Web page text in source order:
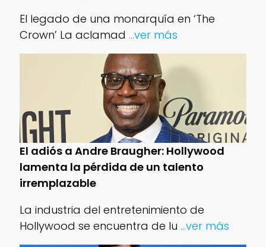
El legado de una monarquía en ‘The
Crown’ La aclamad ...ver más
El adiós a Andre Braugher: Hollywood
lamenta la pérdida de un talento
irremplazable
La industria del entretenimiento de
Hollywood se encuentra de lu ...ver más